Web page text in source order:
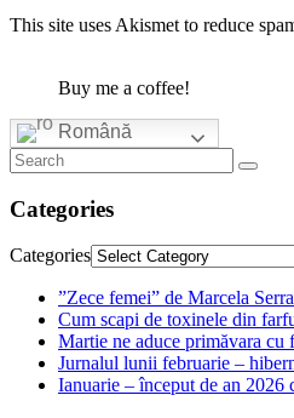
This site uses Akismet to reduce
Buy me a coffee!
Română
Categories
Categories
”Zece femei” de Marcela
Cum scapi de toxinele din
Martie ne aduce primăvara cu
Jurnalul lunii februarie –
Ianuarie – început de an 2026